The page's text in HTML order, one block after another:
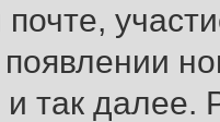
далее.